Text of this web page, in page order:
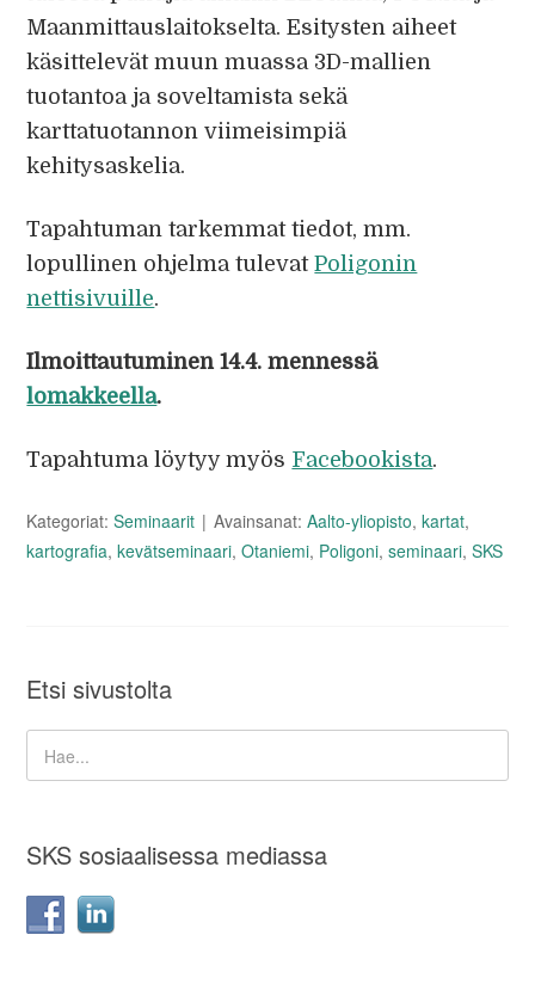
Maanmittauslaitokselta. Esitysten aiheet
käsittelevät muun muassa 3D-mallien
tuotantoa ja soveltamista sekä
karttatuotannon viimeisimpiä
kehitysaskelia.
Tapahtuman tarkemmat tiedot, mm.
lopullinen ohjelma tulevat Poligonin
nettisivuille.
Ilmoittautuminen 14.4. mennessä
lomakkeella.
Tapahtuma löytyy myös Facebookista.
Kategoriat:Seminaarit Avainsanat:Aalto-yliopisto,kartat,
kartografia,kevätseminaari,Otaniemi, Poligoni,seminaari,SKS
Etsi sivustolta
SKS sosiaalisessa mediassa